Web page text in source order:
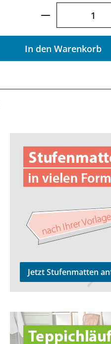
Produkt
In den Warenkorb
Jetzt Stufenmatten
zu den Teppichläufern